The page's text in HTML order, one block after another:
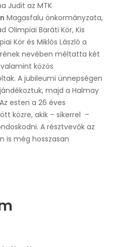
Judit az MTK
Magasfalu önkormányzata,
Olimpiai Baráti Kör, Kis
Kör és Miklós László a
nevében méltatta két
közös
A jubileumi ünnepségen
majd a Halmay
esten a 26 éves
közre, akik – sikerrel –
A résztvevők az
is még hosszasan